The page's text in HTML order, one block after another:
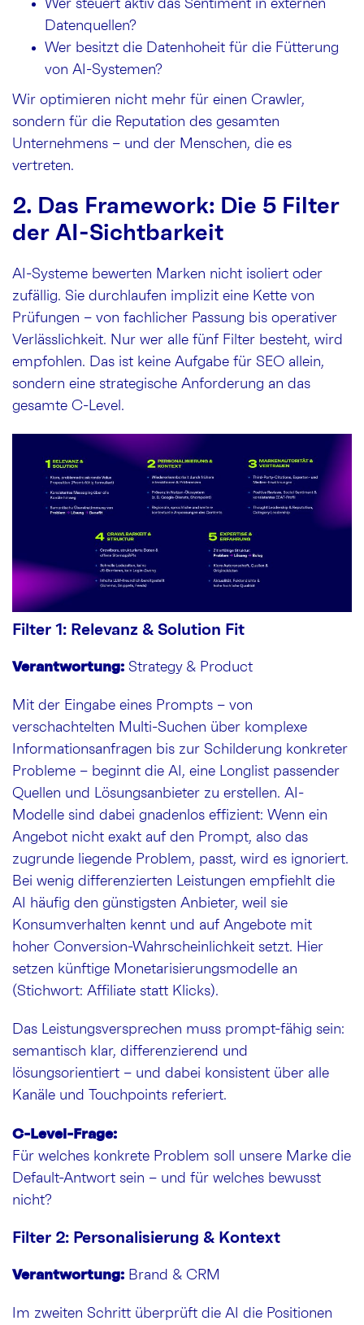
Wer steuert aktiv das Sentiment in externen
Datenquellen?
Wer besitzt die Datenhoheit für die Fütterung
von AI-Systemen?
Wir optimieren nicht mehr für einen Crawler,
sondern für die Reputation des gesamten
Unternehmens – und der Menschen, die es
vertreten.
2. Das Framework: Die 5 Filter
der AI-Sichtbarkeit
AI-Systeme bewerten Marken nicht isoliert oder
zufällig. Sie durchlaufen implizit eine Kette von
Prüfungen – von fachlicher Passung bis operativer
Verlässlichkeit. Nur wer alle fünf Filter besteht, wird
empfohlen. Das ist keine Aufgabe für SEO allein,
sondern eine strategische Anforderung an das
gesamte C-Level.
Filter 1: Relevanz & Solution Fit
Verantwortung: Strategy & Product
Mit der Eingabe eines Prompts – von
verschachtelten Multi-Suchen über komplexe
Informationsanfragen bis zur Schilderung konkreter
Probleme – beginnt die AI, eine Longlist passender
Quellen und Lösungsanbieter zu erstellen. AI-
Modelle sind dabei gnadenlos effizient: Wenn ein
Angebot nicht exakt auf den Prompt, also das
zugrunde liegende Problem, passt, wird es ignoriert.
Bei wenig differenzierten Leistungen empfiehlt die
AI häufig den günstigsten Anbieter, weil sie
Konsumverhalten kennt und auf Angebote mit
hoher Conversion-Wahrscheinlichkeit setzt. Hier
setzen künftige Monetarisierungsmodelle an
(Stichwort: Affiliate statt Klicks).
Das Leistungsversprechen muss prompt-fähig sein:
semantisch klar, differenzierend und
lösungsorientiert – und dabei konsistent über alle
Kanäle und Touchpoints referiert.
C-Level-Frage:
Für welches konkrete Problem soll unsere Marke die
Default-Antwort sein – und für welches bewusst
nicht?
Filter 2: Personalisierung & Kontext
Verantwortung: Brand & CRM
Im zweiten Schritt überprüft die AI die Positionen